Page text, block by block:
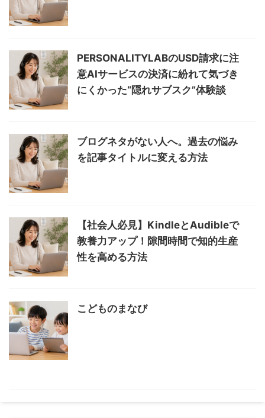
PERSONALITYLABのUSD請求に注
意AIサービスの決済に紛れて気づき
にくかった“隠れサブスク”体験談
ブログネタがない人へ。過去の悩み
を記事タイトルに変える方法
【社会人必見】KindleとAudibleで
教養力アップ！隙間時間で知的生産
性を高める方法
こどものまなび